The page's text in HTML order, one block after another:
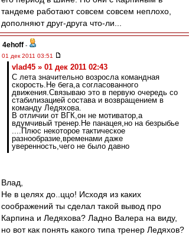
тандеме работают совсем совсем неплохо,
дополняют друг-друга что-ли...
4ehoff -
01 дек 2011 03:51
vlad45 » 01 дек 2011 02:43
С лета значительно возросла командная
скорость.Не бега,а согласованного
движения.Связываю это в первую очередь со
стабилизацией состава и возвращением в
команду Ледяхова.
В отличии от ВГК,он не мотиватор,а
вдумчивый тренер.Не панацея,но на безрыбье
....Плюс некоторое тактическое
разнообразие,временами даже
уверенность,чего не было давно
Влад,
Не в целях до..ццо! Исходя из каких
соображений ты сделал такой вывод про
Карпина и Ледяхова? Ладно Валера на виду,
но вот как понять какого типа тренер Ледяхов?